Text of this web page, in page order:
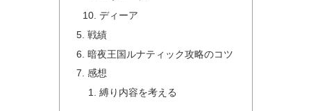
ディーア
戦績
暗夜王国ルナティック攻略のコツ
感想
縛り内容を考える